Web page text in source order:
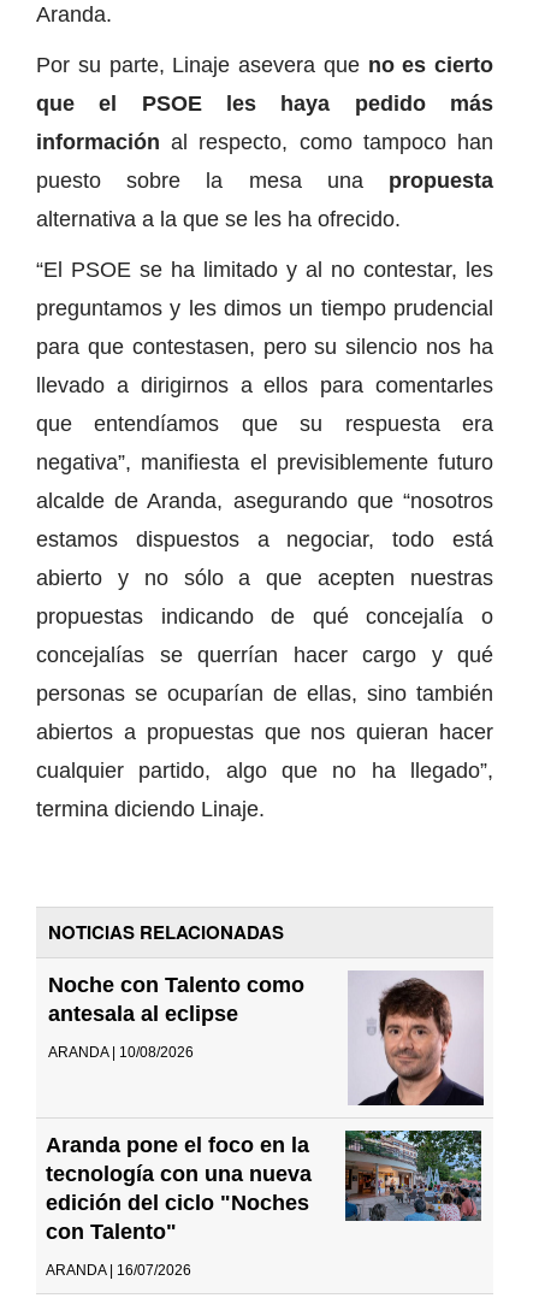
Aranda.
Por su parte, Linaje asevera queno es cierto
que el PSOE les haya pedido más
información al respecto, como tampoco han
puesto sobre la mesa una propuesta
alternativa a la que se les ha ofrecido.
“El PSOE se ha limitado y al no contestar, les
preguntamos y les dimos un tiempo prudencial
para que contestasen, pero su silencio nos ha
llevado a dirigirnos a ellos para comentarles
que entendíamos que su respuesta era
negativa”, manifiesta el previsiblemente futuro
alcalde de Aranda, asegurando que “nosotros
estamos dispuestos a negociar, todo está
abierto y no sólo a que acepten nuestras
propuestas indicando de qué concejalía o
concejalías se querrían hacer cargo y qué
personas se ocuparían de ellas, sino también
abiertos a propuestas que nos quieran hacer
cualquier partido, algo que no ha llegado”,
termina diciendo Linaje.
NOTICIAS RELACIONADAS
Noche con Talento como
antesala al eclipse
ARANDA | 10/08/2026
Aranda pone el foco en la
tecnología con una nueva
edición del ciclo "Noches
con Talento"
ARANDA | 16/07/2026